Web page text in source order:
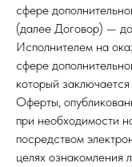
сфере
(далее Договор) —
Исполнителем на
сфере
который
Оферты,
при необходимости
посредством
целях ознакомления